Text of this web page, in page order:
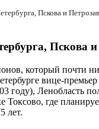
Пскова
который почти
вице-
Ленобласть
Токсово, где
лет.